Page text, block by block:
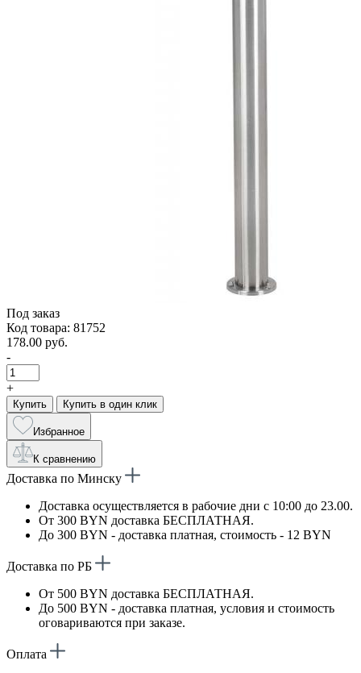
Под заказ
Код товара: 81752
178.00 руб.
-
+
Купить Купить в один клик
Избранное
К сравнению
Доставка по Минску
Доставка осуществляется в рабочие дни с 10:00 до 23.00.
От 300 BYN доставка БЕСПЛАТНАЯ.
До 300 BYN - доставка платная, стоимость - 12 BYN
Доставка по РБ
От 500 BYN доставка БЕСПЛАТНАЯ.
До 500 BYN - доставка платная, условия и стоимость
оговариваются при заказе.
Оплата